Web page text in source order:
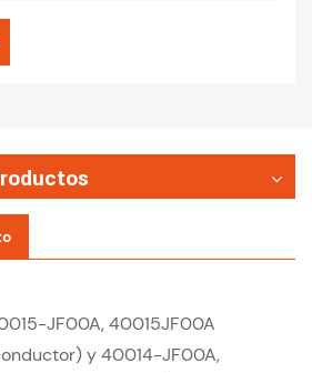
JF00A, 40015JF00A
y 40014-JF00A,